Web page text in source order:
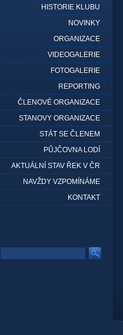
HISTORIE KLUBU
NOVINKY
ORGANIZACE
VIDEOGALERIE
FOTOGALERIE
REPORTING
ČLENOVÉ ORGANIZACE
STANOVY ORGANIZACE
STÁT SE ČLENEM
PŮJČOVNA LODÍ
AKTUÁLNÍ STAV ŘEK V ČR
NAVŽDY VZPOMÍNÁME
KONTAKT